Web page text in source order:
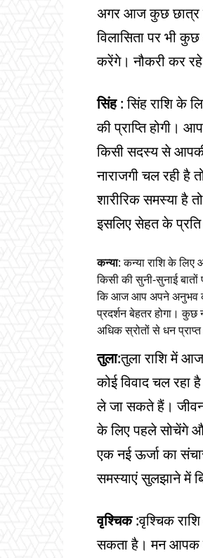
अगर आज कुछ छात्र
विलासिता पर भी
करेंगे। नौकरी कर
सिंह: सिंह राशि के
की प्राप्ति होगी।
किसी सदस्य से
नाराजगी चल रही
शारीरिक समस्या
इसलिए सेहत के प्रति
कन्या: कन्या राशि के
किसी की सुनी-सुनाई
कि आज आप अपने अनुभव
प्रदर्शन बेहतर होगा।
अधिक स्रोतों से धन
तुला:तुला राशि में
कोई विवाद चल
ले जा सकते हैं।
के लिए पहले सोचेंगे
एक नई ऊर्जा का
समस्याएं सुलझाने में
वृश्चिक:वृश्चिक
सकता है। मन आपक